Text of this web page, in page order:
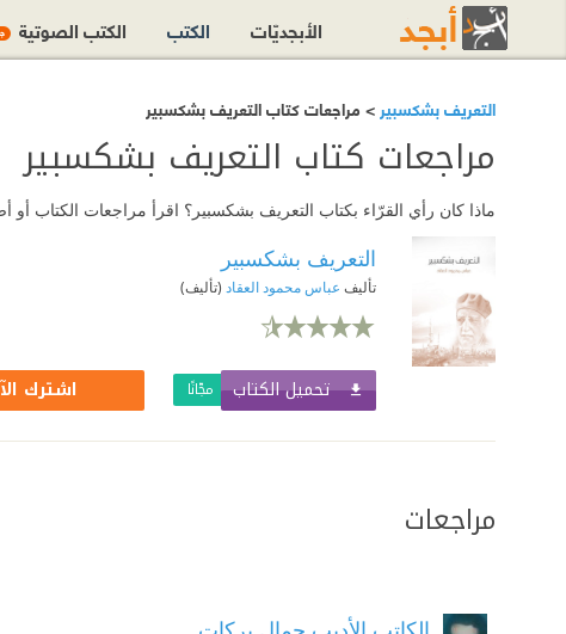
التعريف بشكسبير> مراجعات كتاب التعريف بشكسبير
مراجعات كتاب التعريف بشكسبير
ماذا كان رأي القرّاء بكتاب التعريف بشكسبير؟ اقرأ مراجعات الكتاب
التعريف بشكسبير
تأليف عباس محمود العقاد (تأليف)
تحميل الكتاب مجّانًا اشترك
مراجعات
الأبجديّات الكتب الكتب الصوتية